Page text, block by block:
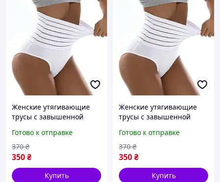
Женские утягивающие
трусы с завышенной
корректирующее белье,
Белые, S
Готово к отправке
350₴
370 ₴
Купить
Женские утягивающие
трусы с завышенной
корректирующее белье,
Белые, XL
Готово к отправке
350₴
370 ₴
Купить